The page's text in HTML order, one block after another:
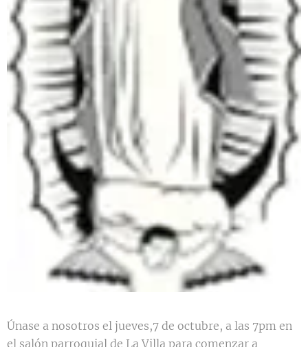
Únase a nosotros el jueves,7 de octubre, a las 7pm en
el salón parroquial de La Villa para comenzar a